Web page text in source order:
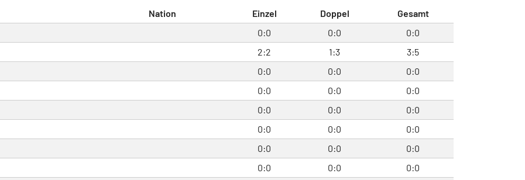
Nation Einzel Doppel
Gesamt
0:0 0:0
0:0
2:2 1:3
3:5
0:0 0:0
0:0
0:0 0:0
0:0
0:0 0:0
0:0
0:0 0:0
0:0
0:0 0:0
0:0
0:0 0:0
0:0